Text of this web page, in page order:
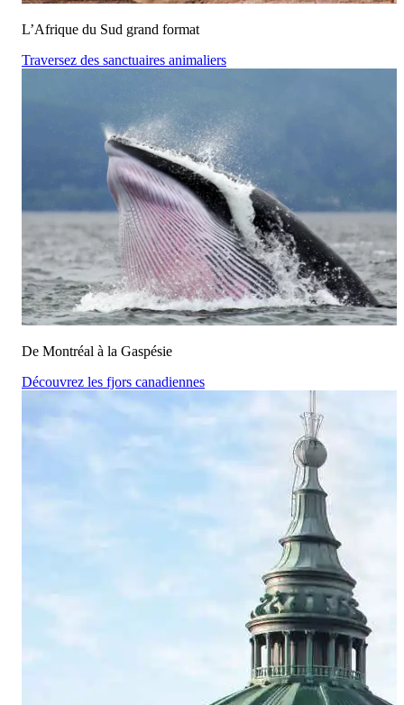
L’Afrique du Sud grand format
Traversez des sanctuaires animaliers
De Montréal à la Gaspésie
Découvrez les fjors canadiennes